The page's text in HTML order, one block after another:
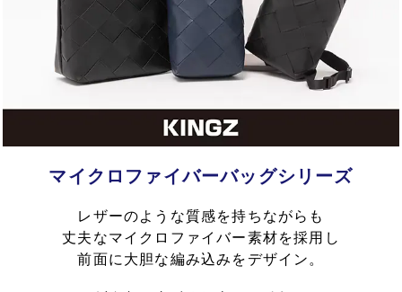
マイクロファイバーバッグシリーズ
レザーのような質感を持ちながらも
丈夫なマイクロファイバー素材を採用し
前面に大胆な編み込みをデザイン。